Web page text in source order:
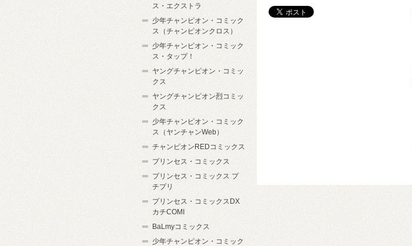
ス・エクストラ
少年チャンピオン・コミック
ス（チャンピオンクロス）
少年チャンピオン・コミック
ス・タップ！
ヤングチャンピオン・コミッ
クス
ヤングチャンピオン烈コミッ
クス
少年チャンピオン・コミック
ス（ヤンチャンWeb）
チャンピオンREDコミックス
プリンセス・コミックス
プリンセス・コミックス プ
チプリ
プリンセス・コミックスDX
カチCOMI
BaLmyコミックス
少年チャンピオン・コミック